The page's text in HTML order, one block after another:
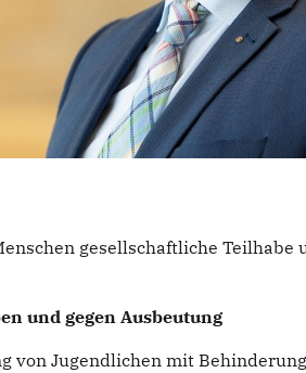
gesellschaftliche
und gegen Ausbeutung
von Jugendlichen mit